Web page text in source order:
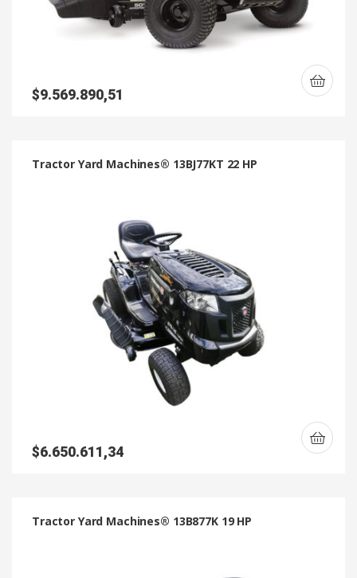
$9.569.890,51
Tractor Yard Machines® 13BJ77KT 22 HP
$6.650.611,34
Tractor Yard Machines® 13B877K 19 HP